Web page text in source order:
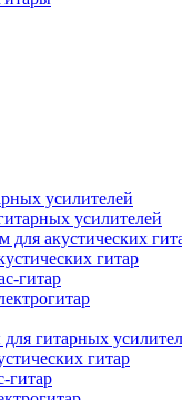
усилителей
усилителей
для акустических
гитар
гитар
гитарных
гитар
гитар